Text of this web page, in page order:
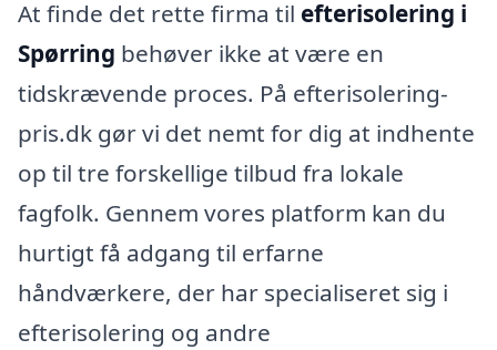
At finde det rette firma til efterisolering i
Spørring behøver ikke at være en
tidskrævende proces. På efterisolering-
pris.dk gør vi det nemt for dig at indhente
op til tre forskellige tilbud fra lokale
fagfolk. Gennem vores platform kan du
hurtigt få adgang til erfarne
håndværkere, der har specialiseret sig i
efterisolering og andre